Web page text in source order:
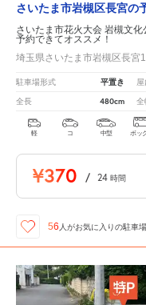
さいたま市岩槻区長宮の
さいたま市花火大会 岩槻文化
予約できてオススメ！
埼玉県さいたま市岩槻区長宮
駐車場形式 平置き
全長 480cm 全
軽 コ 中型 ボッ
¥370 / 24 時間
56 人がお気に入りの駐車場